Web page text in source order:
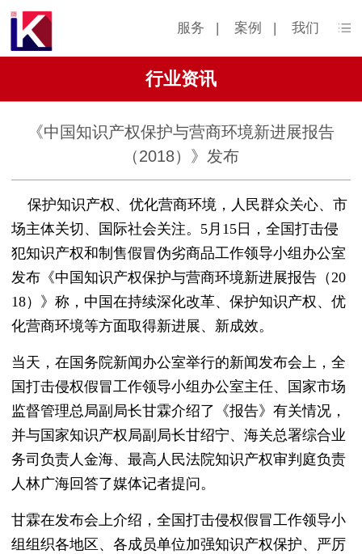
服务 | 案例 | 我们
行业资讯
《中国知识产权保护与营商环境新进展报告
（2018）》发布
保护知识产权、优化营商环境，人民群众关心、市
场主体关切、国际社会关注。5月15日，全国打击侵
犯知识产权和制售假冒伪劣商品工作领导小组办公室
发布《中国知识产权保护与营商环境新进展报告（20
18）》称，中国在持续深化改革、保护知识产权、优
化营商环境等方面取得新进展、新成效。
当天，在国务院新闻办公室举行的新闻发布会上，全
国打击侵权假冒工作领导小组办公室主任、国家市场
监督管理总局副局长甘霖介绍了《报告》有关情况，
并与国家知识产权局副局长甘绍宁、海关总署综合业
务司负责人金海、最高人民法院知识产权审判庭负责
人林广海回答了媒体记者提问。
甘霖在发布会上介绍，全国打击侵权假冒工作领导小
组组织各地区、各成员单位加强知识产权保护、严厉